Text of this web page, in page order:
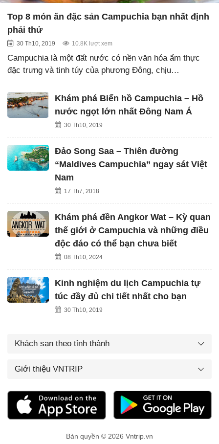
Top 8 món ăn đặc sản Campuchia bạn nhất định
phải thử
30 Th10, 2019 10.8K lượt xem
Campuchia là một đất nước có nền văn hóa ẩm thực
đặc trưng và tinh túy của phương Đông, chịu…
Khám phá Biển hồ Campuchia – Hồ
nước ngọt lớn nhất Đông Nam Á
30 Th10, 2019
Đảo Song Saa – Thiên đường
“Maldives Campuchia” ngay sát Việt
Nam
17 Th7, 2018
Khám phá đền Angkor Wat – Kỳ quan
thế giới ở Campuchia và những điều
độc đáo có thể bạn chưa biết
08 Th10, 2024
Kinh nghiệm du lịch Campuchia tự
túc đầy đủ chi tiết nhất cho bạn
30 Th10, 2019
Khách sạn theo tỉnh thành
Giới thiệu VNTRIP
Bản quyền © 2026 Vntrip.vn